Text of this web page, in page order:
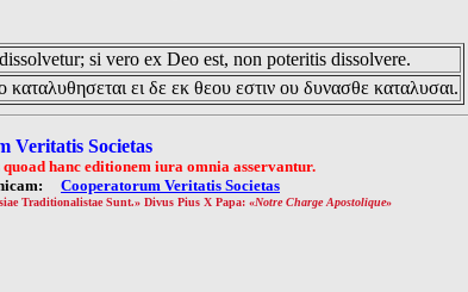
si vero ex Deo est, non poteritis dissolvere.
ει δε εκ θεου εστιν ου δυνασθε καταλυσαι.
Veritatis Societas
hanc editionem iura omnia asservantur.
Cooperatorum Veritatis Societas
Traditionalistae Sunt.» Divus Pius X Papa: «Notre Charge Apostolique»